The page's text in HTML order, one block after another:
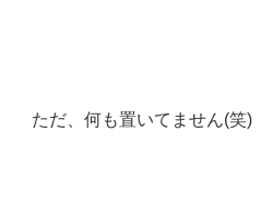
ただ、何も置いてません(笑)